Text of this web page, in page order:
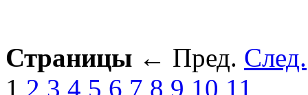
Страницы ← Пред. След.
1 2 3 4 5 6 7 8 9 10 11